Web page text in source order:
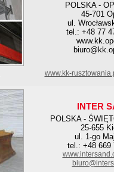
POLSKA -
45-701
ul.
tel.: +48 77
www.kk-
INTER
POLSKA -
25-655
ul. 1-go
tel.: +48 669